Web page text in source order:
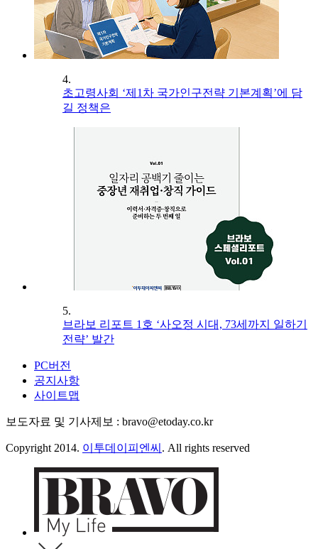
4.
초고령사회 ‘제1차 국가인구전략 기본계획’에 담
길 정책은
5.
브라보 리포트 1호 ‘사오정 시대, 73세까지 일하기
전략’ 발간
PC버전
공지사항
사이트맵
보도자료 및 기사제보 : bravo@etoday.co.kr
Copyright 2014. 이투데이피엔씨 . All rights reserved